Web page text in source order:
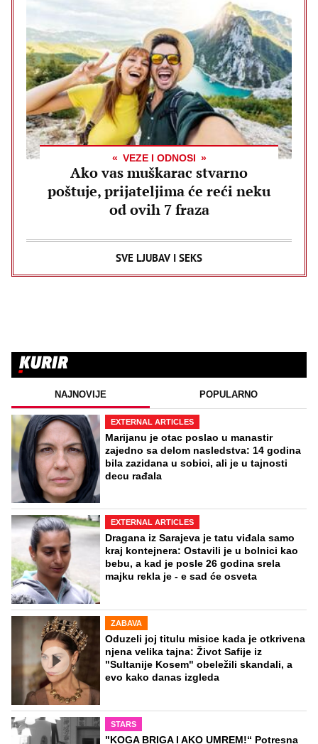
VEZE I ODNOSI
Ako vas muškarac stvarno
poštuje, prijateljima će reći neku
od ovih 7 fraza
SVE LJUBAV I SEKS
NAJNOVIJE POPULARNO
EXTERNAL ARTICLES
Marijanu je otac poslao u manastir
zajedno sa delom nasledstva: 14 godina
bila zazidana u sobici, ali je u tajnosti
decu rađala
EXTERNAL ARTICLES
Dragana iz Sarajeva je tatu viđala samo
kraj kontejnera: Ostavili je u bolnici kao
bebu, a kad je posle 26 godina srela
majku rekla je - e sad će osveta
ZABAVA
Oduzeli joj titulu misice kada je otkrivena
njena velika tajna: Život Safije iz
"Sultanije Kosem" obeležili skandali, a
evo kako danas izgleda
STARS
"KOGA BRIGA I AKO UMREM!“ Potresna